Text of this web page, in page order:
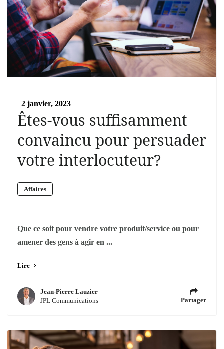
2 janvier, 2023
Êtes-vous suffisamment
convaincu pour persuader
votre interlocuteur?
Affaires
Que ce soit pour vendre votre produit/service ou pour
amener des gens à agir en ...
Lire
Jean-Pierre Lauzier
JPL Communications
Partager